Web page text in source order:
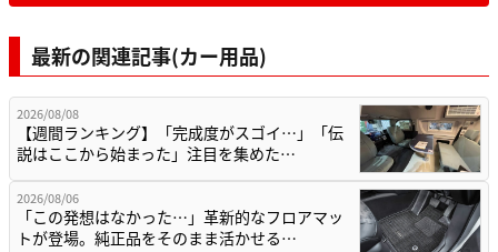
最新の関連記事(カー用品)
2026/08/08
【週間ランキング】「完成度がスゴイ…」「伝
説はここから始まった」注目を集めた…
2026/08/06
「この発想はなかった…」革新的なフロアマッ
トが登場。純正品をそのまま活かせる…